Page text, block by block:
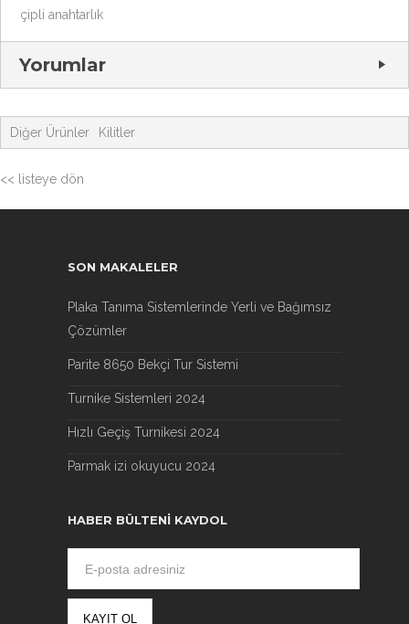
çipli anahtarlık
Yorumlar
Diğer Ürünler Kilitler
<< listeye dön
SON MAKALELER
Plaka Tanıma Sistemlerinde Yerli ve Bağımsız
Çözümler
Parite 8650 Bekçi Tur Sistemi
Turnike Sistemleri 2024
Hızlı Geçiş Turnikesi 2024
Parmak izi okuyucu 2024
HABER BÜLTENI KAYDOL